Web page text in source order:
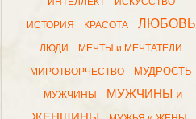
ИСТОРИЯ КРАСОТА ЛЮБОВЬ
ЛЮДИ МЕЧТЫ и МЕЧТАТЕЛИ
МИРОТВОРЧЕСТВО МУДРОСТЬ
МУЖЧИНЫ
МУЖЧИНЫ и